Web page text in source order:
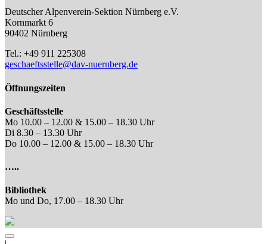
Deutscher Alpenverein-Sektion Nürnberg e.V.
Kornmarkt 6
90402 Nürnberg
Tel.: +49 911 225308
geschaeftsstelle@dav-nuernberg.de
Öffnungszeiten
Geschäftsstelle
Mo 10.00 – 12.00 & 15.00 – 18.30 Uhr
Di 8.30 – 13.30 Uhr
Do 10.00 – 12.00 & 15.00 – 18.30 Uhr
…..
Bibliothek
Mo und Do, 17.00 – 18.30 Uhr